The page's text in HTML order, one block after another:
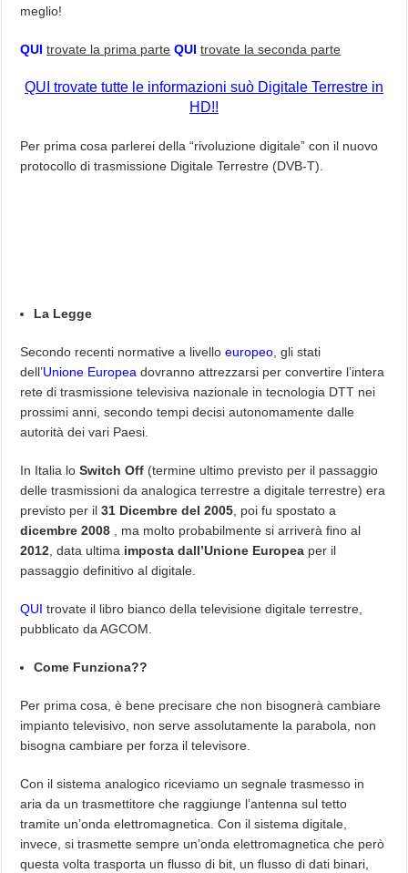
meglio!
QUI trovate la prima parte QUI trovate la seconda parte
QUI trovate tutte le informazioni suò Digitale Terrestre in
HD!!
Per prima cosa parlerei della “rivoluzione digitale” con il nuovo
protocollo di trasmissione Digitale Terrestre (DVB-T).
La Legge
Secondo recenti normative a livelloeuropeo , gli stati
dell’Unione Europea dovranno attrezzarsi per convertire l’intera
rete di trasmissione televisiva nazionale in tecnologia DTT nei
prossimi anni, secondo tempi decisi autonomamente dalle
autorità dei vari Paesi.
In Italia loSwitch Off (termine ultimo previsto per il passaggio
delle trasmissioni da analogica terrestre a digitale terrestre) era
previsto per il31 Dicembre del 2005 , poi fu spostato a
dicembre 2008 , ma molto probabilmente si arriverà fino al
2012 , data ultima imposta dall’Unione Europea per il
passaggio definitivo al digitale.
QUI trovate il libro bianco della televisione digitale terrestre,
pubblicato da AGCOM.
Come Funziona??
Per prima cosa, è bene precisare che non bisognerà cambiare
impianto televisivo, non serve assolutamente la parabola, non
bisogna cambiare per forza il televisore.
Con il sistema analogico riceviamo un segnale trasmesso in
aria da un trasmettitore che raggiunge l’antenna sul tetto
tramite un’onda elettromagnetica. Con il sistema digitale,
invece, si trasmette sempre un’onda elettromagnetica che però
questa volta trasporta un flusso di bit, un flusso di dati binari,